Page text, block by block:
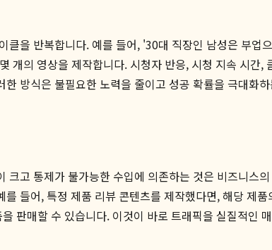
반복합니다. 예를 들어, '30대 직장인 남성은 부업
개의 영상을 제작합니다. 시청자 반응, 시청 지속 시간
방식은 불필요한 노력을 줄이고 성공 확률을 극대화
고 통제가 불가능한 수입에 의존하는 것은 비즈니스
들어, 특정 제품 리뷰 콘텐츠를 제작했다면, 해당 제
판매할 수 있습니다. 이것이 바로 트래픽을 실질적인